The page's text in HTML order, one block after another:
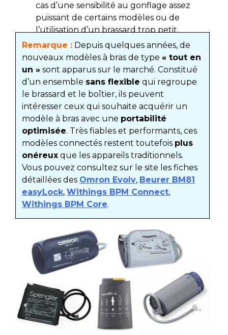
cas d’une sensibilité au gonflage assez
puissant de certains modèles ou de
l’utilisation d’un brassard trop petit.
Remarque : Depuis quelques années, de
nouveaux modèles à bras de type « tout en
un » sont apparus sur le marché. Constitué
d’un ensemble sans flexible qui regroupe
le brassard et le boîtier, ils peuvent
intéresser ceux qui souhaite acquérir un
modèle à bras avec une portabilité
optimisée. Très fiables et performants, ces
modèles connectés restent toutefois plus
onéreux que les appareils traditionnels.
Vous pouvez consultez sur le site les fiches
détaillées des Omron Evolv, Beurer BM81
easyLock, Withings BPM Connect,
Withings BPM Core.